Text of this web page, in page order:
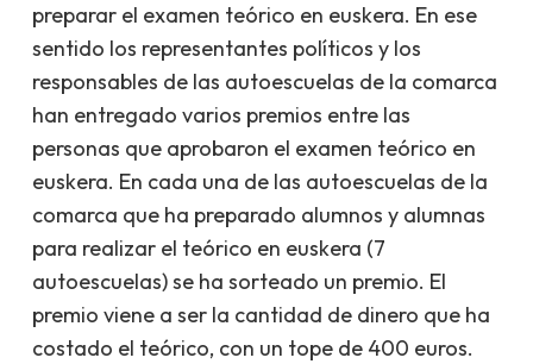
preparar el examen teórico en euskera. En ese
sentido los representantes políticos y los
responsables de las autoescuelas de la comarca
han entregado varios premios entre las
personas que aprobaron el examen teórico en
euskera. En cada una de las autoescuelas de la
comarca que ha preparado alumnos y alumnas
para realizar el teórico en euskera (7
autoescuelas) se ha sorteado un premio. El
premio viene a ser la cantidad de dinero que ha
costado el teórico, con un tope de 400 euros.